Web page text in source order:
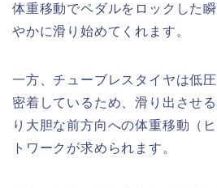
体重移動でペダルをロックした
やかに滑り始めてくれます。
一方、チューブレスタイヤは低
密着しているため、滑り出させ
り大胆な前方向への体重移動（
トワークが求められます。